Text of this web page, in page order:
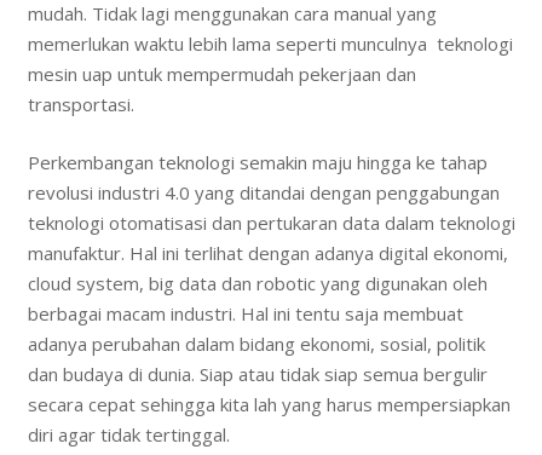
mudah. Tidak lagi menggunakan cara manual yang
memerlukan waktu lebih lama seperti munculnya teknologi
mesin uap untuk mempermudah pekerjaan dan
transportasi.
Perkembangan teknologi semakin maju hingga ke tahap
revolusi industri 4.0 yang ditandai dengan penggabungan
teknologi otomatisasi dan pertukaran data dalam teknologi
manufaktur. Hal ini terlihat dengan adanya digital ekonomi,
cloud system, big data dan robotic yang digunakan oleh
berbagai macam industri. Hal ini tentu saja membuat
adanya perubahan dalam bidang ekonomi, sosial, politik
dan budaya di dunia. Siap atau tidak siap semua bergulir
secara cepat sehingga kita lah yang harus mempersiapkan
diri agar tidak tertinggal.